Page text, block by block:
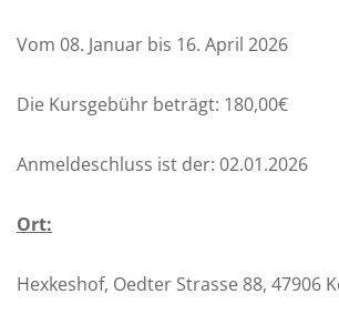
Vom 08. Januar bis 16. April 2026
Die Kursgebühr beträgt: 180,00€
Anmeldeschluss ist der: 02.01.2026
Ort:
Hexkeshof, Oedter Strasse 88, 47906